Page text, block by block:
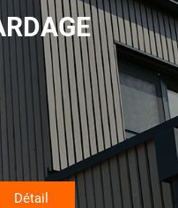
Détail